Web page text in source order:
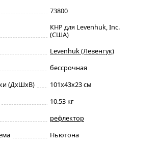
73800
КНР для Levenhuk, Inc.
(США)
Levenhuk (Левенгук)
бессрочная
(ДxШxВ)
101x43x23 см
10.53 кг
рефлектор
Ньютона